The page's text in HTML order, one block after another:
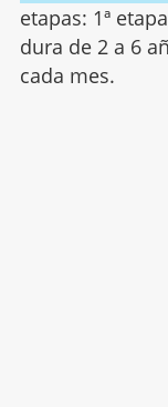
etapas: 1ª
dura de 2 a 6
cada mes.